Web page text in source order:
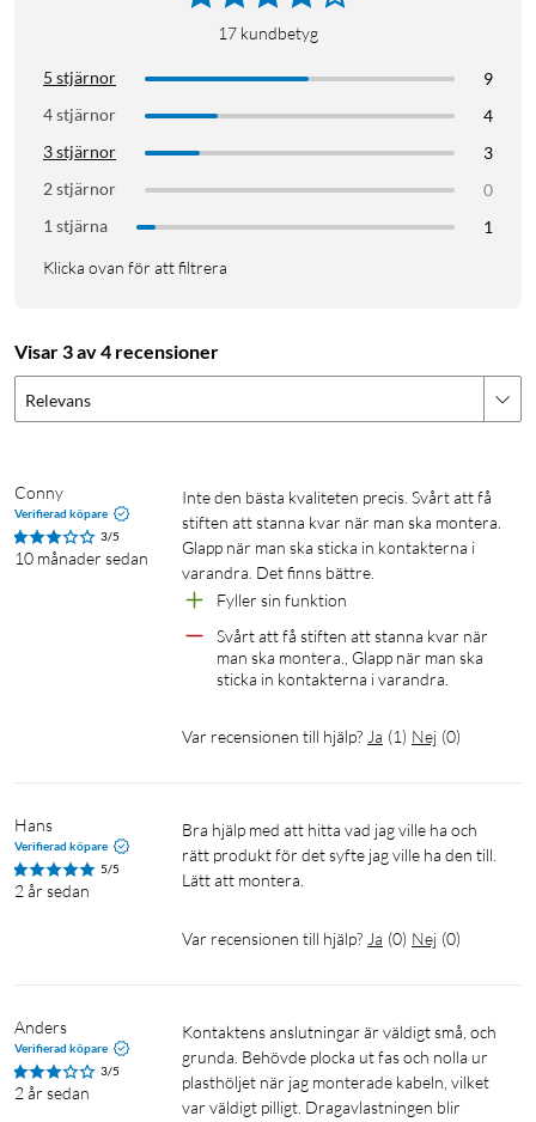
17 kundbetyg
5 stjärnor
9
4 stjärnor
4
3 stjärnor
3
2 stjärnor
0
1 stjärna
1
Klicka ovan för att filtrera
Visar 3 av 4 recensioner
Relevans
Conny
Verifierad köpare
3/5
10 månader sedan
Inte den bästa kvaliteten precis. Svårt att få
stiften att stanna kvar när man ska montera.
Glapp när man ska sticka in kontakterna i
varandra. Det finns bättre.
Fyller sin funktion
Svårt att få stiften att stanna kvar när
man ska montera., Glapp när man ska
sticka in kontakterna i varandra.
Var recensionen till hjälp? Ja (1) Nej (0)
Hans
Verifierad köpare
5/5
2 år sedan
Bra hjälp med att hitta vad jag ville ha och
rätt produkt för det syfte jag ville ha den till.
Lätt att montera.
Var recensionen till hjälp? Ja (0) Nej (0)
Anders
Verifierad köpare
3/5
2 år sedan
Kontaktens anslutningar är väldigt små, och
grunda. Behövde plocka ut fas och nolla ur
plasthöljet när jag monterade kabeln, vilket
var väldigt pilligt. Dragavlastningen blir